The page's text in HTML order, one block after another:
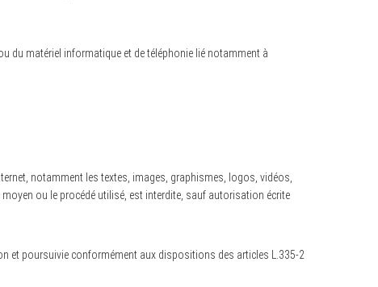
du matériel informatique et de téléphonie lié notamment à
notamment les textes, images, graphismes, logos, vidéos,
ou le procédé utilisé, est interdite, sauf autorisation écrite
et poursuivie conformément aux dispositions des articles L.335-2